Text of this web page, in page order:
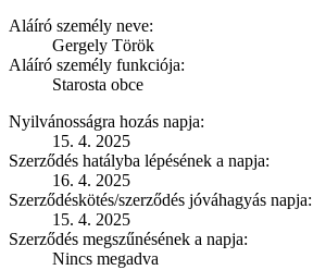
Aláíró személy neve:
Gergely Török
Aláíró személy funkciója:
Starosta obce
Nyilvánosságra hozás napja:
15. 4. 2025
Szerződés hatályba lépésének a napja:
16. 4. 2025
Szerződéskötés/szerződés jóváhagyás napja:
15. 4. 2025
Szerződés megszűnésének a napja:
Nincs megadva